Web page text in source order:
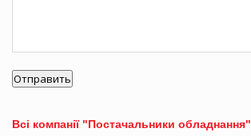
Всі компанії "Постачальники обладнання"